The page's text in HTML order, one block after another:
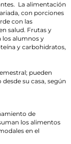
La alimentación
con porciones
con las
salud. Frutas y
los alumnos y
y carbohidratos,
pueden
su casa, según
de
los alimentos
en el